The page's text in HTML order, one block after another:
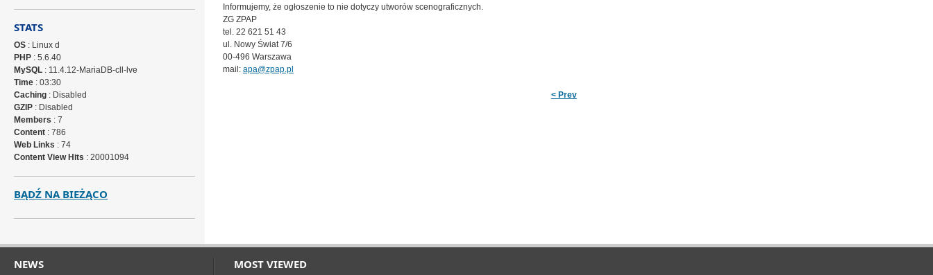
Informujemy, że ogłoszenie to nie dotyczy utworów scenograficznych.
ZG ZPAP
tel. 22 621 51 43
ul. Nowy Świat 7/6
00-496 Warszawa
mail: apa@zpap.pl
< Prev
STATS
OS : Linux d
PHP : 5.6.40
MySQL : 11.4.12-MariaDB-cll-lve
Time : 03:30
Caching : Disabled
GZIP : Disabled
Members : 7
Content : 786
Web Links : 74
Content View Hits : 20001094
BĄDŹ NA BIEŻĄCO
NEWS MOST VIEWED